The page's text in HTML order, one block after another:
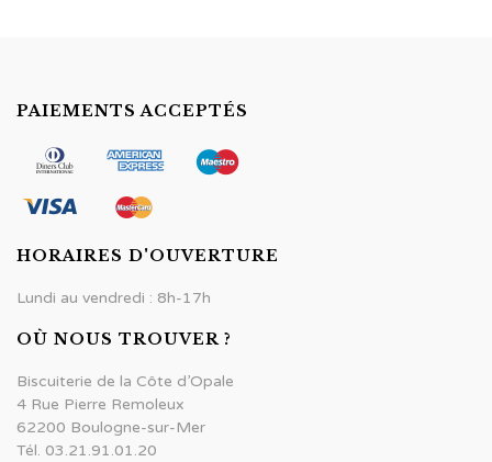
PAIEMENTS ACCEPTÉS
HORAIRES D'OUVERTURE
Lundi au vendredi : 8h-17h
OÙ NOUS TROUVER ?
Biscuiterie de la Côte d’Opale
4 Rue Pierre Remoleux
62200 Boulogne-sur-Mer
Tél. 03.21.91.01.20